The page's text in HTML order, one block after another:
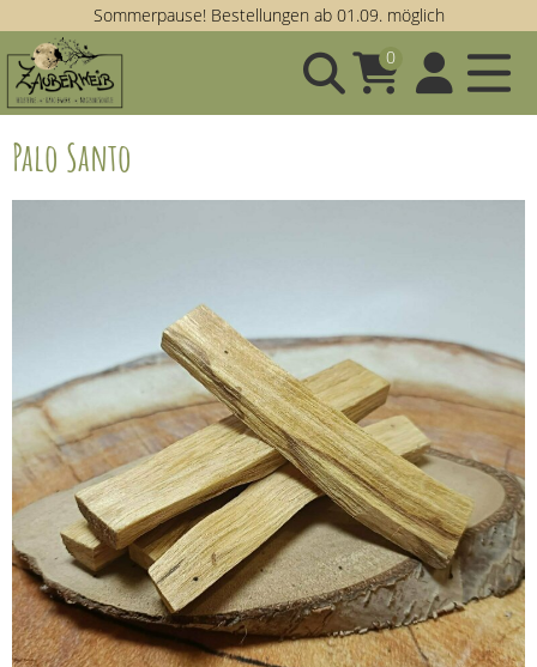
Sommerpause! Bestellungen ab 01.09. möglich
0
Palo Santo